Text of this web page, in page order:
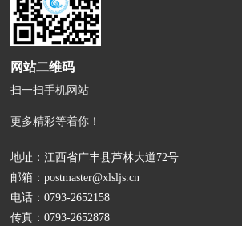
网站二维码
扫一扫手机网站
更多精彩等着你！
地址：江西省广丰县芦林大道72号
邮箱：postmaster@xlsljs.cn
电话：0793-2652158
传真：0793-2652878